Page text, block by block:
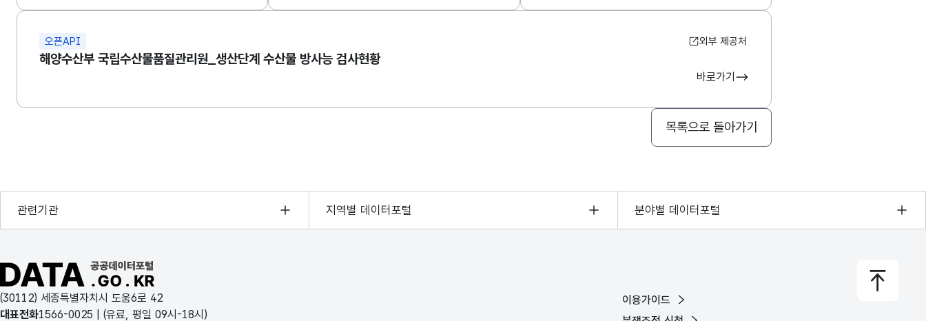
오픈API 외부 제공처
해양수산부 국립수산물품질관리원_생산단계 수산물 방사능 검사현황
바로가기
목록으로 돌아가기
관련기관
행정안전부
한국지능정보사회진흥원
국가정보자원관리원
한국지역정보개발원
지역별 데이터포털
서울 열린데이터광장
경기데이터드림
분야별 데이터포털
기상자료개방포털
국토교통부 공간정보오픈플랫폼
농림축산식품 공공데이터포털
공공데이터포털 바로가기
(30112) 세종특별자치시 도움6로 42
대표전화1566-0025 | (유료, 평일 09시-18시)
이용가이드